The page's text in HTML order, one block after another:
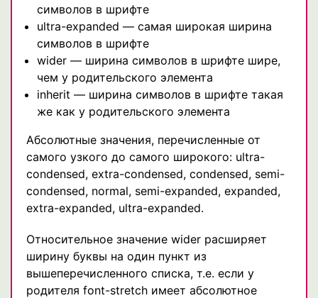
символов в шрифте
ultra-expanded — самая широкая ширина
символов в шрифте
wider — ширина символов в шрифте шире,
чем у родительского элемента
inherit — ширина символов в шрифте такая
же как у родительского элемента
Абсолютные значения, перечисленные от
самого узкого до самого широкого: ultra-
condensed, extra-condensed, condensed, semi-
condensed, normal, semi-expanded, expanded,
extra-expanded, ultra-expanded.
Относительное значение wider расширяет
ширину буквы на один пункт из
вышеперечисленного списка, т.е. если у
родителя font-stretch имеет абсолютное